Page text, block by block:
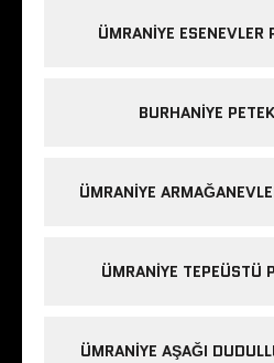
ÜMRANIYE ESENEVLER
BURHANIYE
ÜMRANIYE
ÜMRANIYE TEPEÜSTÜ
ÜMRANIYE AŞAĞI